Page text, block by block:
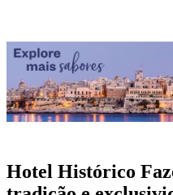
Hotel Histórico